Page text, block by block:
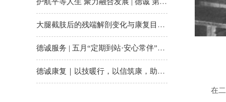
大腿截肢后的残端解剖变化与康复目标｜德诚康
德诚服务 | 五月“定期到站·安心常伴”月护计划
德诚康复｜以技暖行，以信筑康，助每一位伙伴
在